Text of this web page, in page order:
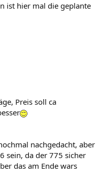
ist hier mal die geplante
Preis soll ca
nachgedacht, aber
sein, da der 775 sicher
das am Ende wars